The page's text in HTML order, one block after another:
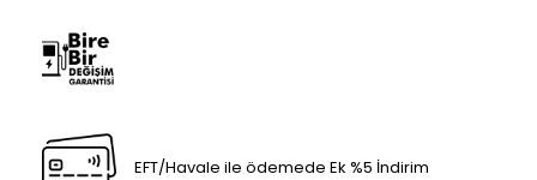
EFT/Havale ile ödemede Ek %5 İndirim